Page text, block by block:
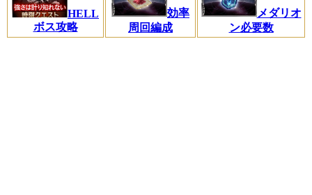
HELL
ボス攻略
効率
周回編成
メダリオ
ン必要数